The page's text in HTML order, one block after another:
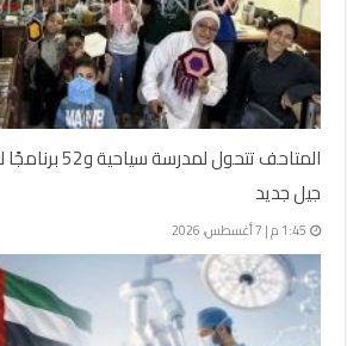
المتاحف تتحول
جيل جديد
1:45 م | 7 أغسطس، 2026